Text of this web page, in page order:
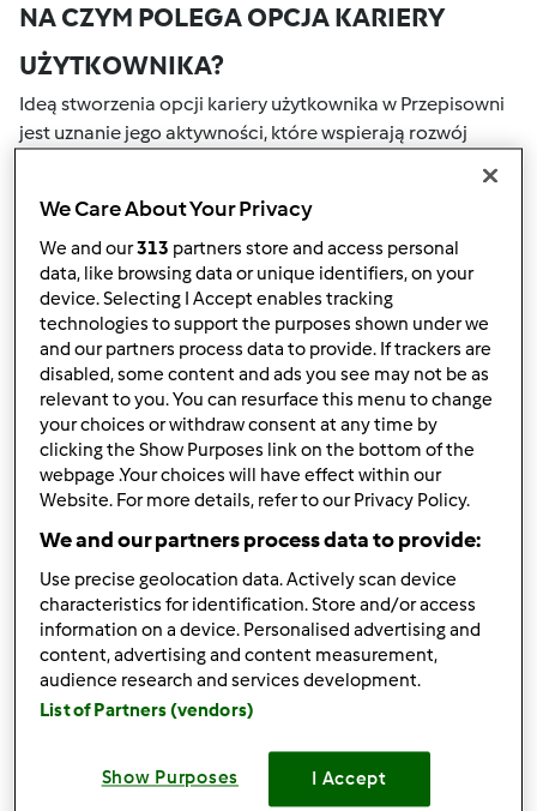
NA CZYM POLEGA OPCJA KARIERY
UŻYTKOWNIKA?
Ideą stworzenia opcji kariery użytkownika w Przepisowni
jest uznanie jego aktywności, które wspierają rozwój
portalu społecznościowym są nagradzane przez punkty.
Osiągnięcie określonej liczby punktów, automatycznie
podwyższa Twoje miejsce w rankingu społecznościowym,
który określany jest numerem wewnątrz fartucha obok
nazwy użytkownika.
W JAKI SPOSÓB MOŻESZ OTRZYMAĆ
PUNKTY ZA AKTYWNOŚĆ?
Punkty można otrzymać za aktywności, które są
wymienione poniżej. Za każdym razem, gdy otrzymujesz
punkty, są one dodawane to Twojej kariery użytkownika.
Poniżej możesz również sprawdzić które aktywności
społecznościowym.
+50
Punktów
Zwycięzca konkursu
+10
Utworzenie przepisu (całość = 10 pkt, część =
Ocenienie 1 przepisu
We Care About Your Privacy
We and our313 partners store and access personal
data, like browsing data or unique identifiers, on your
device. Selecting I Accept enables tracking
technologies to support the purposes shown under we
and our partners process data to provide. If trackers are
disabled, some content and ads you see may not be as
relevant to you. You can resurface this menu to change
your choices or withdraw consent at any time by
clicking the Show Purposes link on the bottom of the
webpage .Your choices will have effect within our
Website. For more details, refer to our Privacy Policy.
We and our partners process data to provide:
Use precise geolocation data. Actively scan device
characteristics for identification. Store and/or access
information on a device. Personalised advertising and
content, advertising and content measurement,
audience research and services development.
List of Partners (vendors)
Show Purposes I Accept